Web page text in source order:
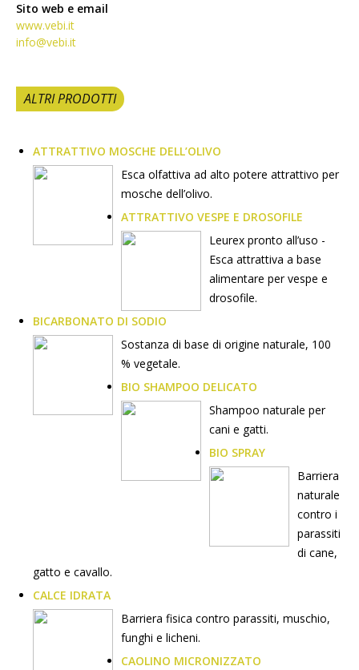
Sito web e email
www.vebi.it
info@vebi.it
ALTRI PRODOTTI
ATTRATTIVO MOSCHE DELL’OLIVO
Esca olfattiva ad alto potere attrattivo per
mosche dell’olivo.
ATTRATTIVO VESPE E DROSOFILE
Leurex pronto all’uso -
Esca attrattiva a base
alimentare per vespe e
drosofile.
BICARBONATO DI SODIO
Sostanza di base di origine naturale, 100
% vegetale.
BIO SHAMPOO DELICATO
Shampoo naturale per
cani e gatti.
BIO SPRAY
Barriera
naturale
contro i
parassiti
di cane,
gatto e cavallo.
CALCE IDRATA
Barriera fisica contro parassiti, muschio,
funghi e licheni.
CAOLINO MICRONIZZATO